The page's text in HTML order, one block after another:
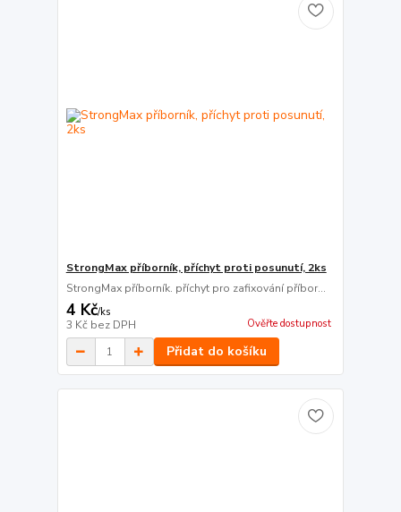
StrongMax příborník, příchyt proti posunutí, 2ks
StrongMax příborník. příchyt pro zafixování příbor...
4 Kč/ks
3 Kč bez DPH Ověřte dostupnost
Přidat do košíku